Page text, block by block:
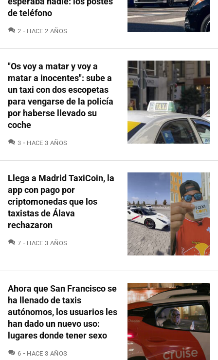
de teléfono
2 COMENTARIOS
HACE 2 AÑOS
"Os voy a matar y voy a
matar a inocentes": sube a
un taxi con dos escopetas
para vengarse de la policía
por haberse llevado su
coche
3 COMENTARIOS
HACE 3 AÑOS
Llega a Madrid TaxiCoin, la
app con pago por
criptomonedas que los
taxistas de Álava
rechazaron
7 COMENTARIOS
HACE 3 AÑOS
Ahora que San Francisco se
ha llenado de taxis
autónomos, los usuarios les
han dado un nuevo uso:
lugares donde tener sexo
6 COMENTARIOS
HACE 3 AÑOS